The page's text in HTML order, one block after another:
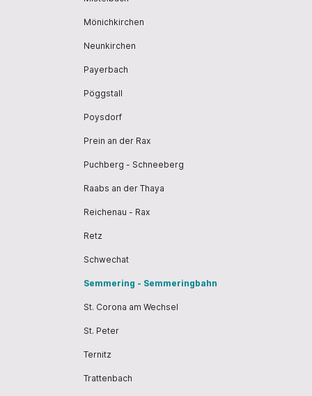
Mönichkirchen
Neunkirchen
Payerbach
Pöggstall
Poysdorf
Prein an der Rax
Puchberg - Schneeberg
Raabs an der Thaya
Reichenau - Rax
Retz
Schwechat
Semmering - Semmeringbahn
St. Corona am Wechsel
St. Peter
Ternitz
Trattenbach